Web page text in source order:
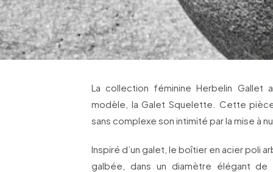
La collection féminine Herbelin Gallet
modèle, la Galet Squelette. Cette
sans complexe son intimité par la mise à
Inspiré d’un galet, le boîtier en acier poli
galbée, dans un diamètre élégant de